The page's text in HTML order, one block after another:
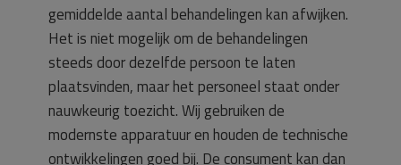
gemiddelde aantal behandelingen kan afwijken.
Het is niet mogelijk om de behandelingen
steeds door dezelfde persoon te laten
plaatsvinden, maar het personeel staat onder
nauwkeurig toezicht. Wij gebruiken de
modernste apparatuur en houden de technische
ontwikkelingen goed bij. De consument kan dan